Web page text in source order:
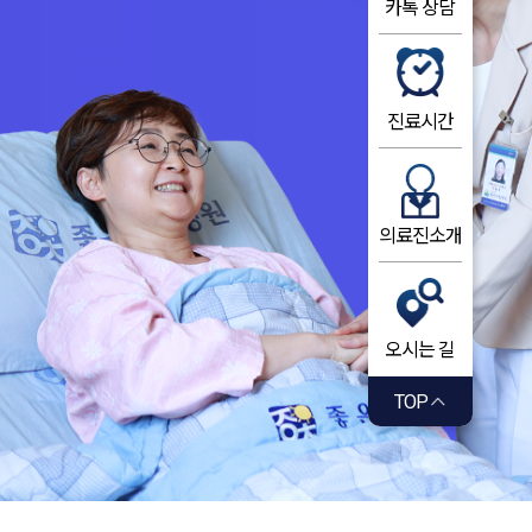
카톡 상담
진료시간
의료진소개
오시는 길
TOP